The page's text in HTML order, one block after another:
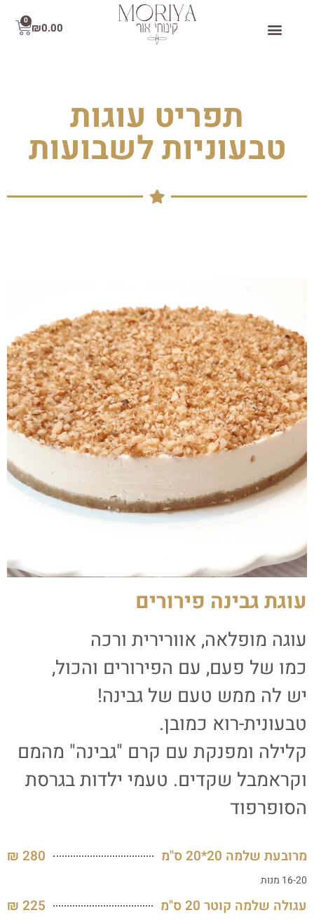
₪0.00
0
תפריט עוגות
טבעוניות לשבועות
עוגת גבינה פירורים
עוגה מופלאה, אוורירית ורכה
כמו של פעם, עם הפירורים והכול,
יש לה ממש טעם של גבינה!
טבעונית-רוא כמובן.
קלילה ומפנקת עם קרם "גבינה" מהמם
וקראמבל שקדים. טעמי ילדות בגרסת
הסופרפוד
מרובעת שלמה 20*20 ס"מ 280 ₪
16-20 מנות
עגולה שלמה קוטר 20 ס"מ 225 ₪